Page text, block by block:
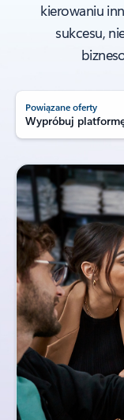
kierowaniu
sukcesu,
Powiązane oferty
Wypróbuj